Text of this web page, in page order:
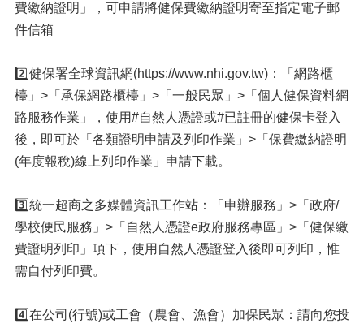
費繳納證明」，可申請將健保費繳納證明寄至指定電子郵
件信箱
2️⃣健保署全球資訊網(https://www.nhi.gov.tw)：「網路櫃
檯」>「承保網路櫃檯」>「一般民眾」>「個人健保資料網
路服務作業」，使用#自然人憑證或#已註冊的健保卡登入
後，即可於「各類證明申請及列印作業」>「保費繳納證明
(年度報稅)線上列印作業」申請下載。
3️⃣統一超商之多媒體資訊工作站：「申辦服務」>「政府/
學校便民服務」>「自然人憑證e政府服務專區」>「健保繳
費證明列印」項下，使用自然人憑證登入後即可列印，惟
需自付列印費。
4️⃣在公司(行號)或工會（農會、漁會）加保民眾：請向您投